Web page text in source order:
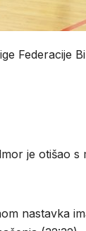
Federacije
je otišao s
nastavka